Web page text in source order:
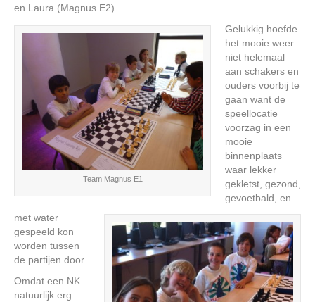
en Laura (Magnus E2).
Team Magnus E1
Gelukkig hoefde
het mooie weer
niet helemaal
aan schakers en
ouders voorbij te
gaan want de
speellocatie
voorzag in een
mooie
binnenplaats
waar lekker
gekletst, gezond,
gevoetbald, en
met water
gespeeld kon
worden tussen
de partijen door.
Omdat een NK
natuurlijk erg